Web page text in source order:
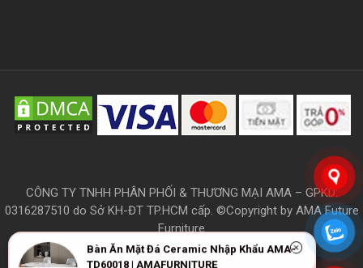
CÔNG TY TNHH PHÂN PHỐI & THƯƠNG MẠI AMA – GPKD:
0316287510 do Sở KH-ĐT TP.HCM cấp. ©Copyright by AMA Future
Furniture
Bàn Ăn Mặt Đá Ceramic Nhập Khẩu AMA-
TD60018 | AMAFURNITURE